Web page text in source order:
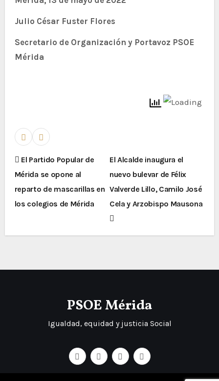
Julio César Fuster Flores
Secretario de Organización y Portavoz PSOE
Mérida
El Partido Popular de
Mérida se opone al
reparto de mascarillas en
los colegios de Mérida
El Alcalde inaugura el
nuevo bulevar de Félix
Valverde Lillo, Camilo José
Cela y Arzobispo Mausona
PSOE Mérida
Igualdad, equidad y justicia Social